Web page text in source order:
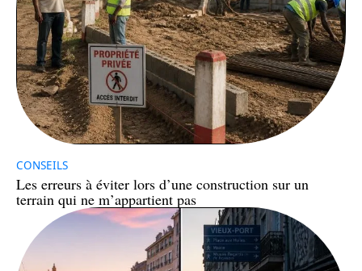
CONSEILS
Les erreurs à éviter lors d’une construction sur un
terrain qui ne m’appartient pas